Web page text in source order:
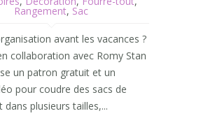
Rangement, Sac
avant les vacances ?
collaboration avec Romy Stan
un patron gratuit et un
pour coudre des sacs de
dans plusieurs tailles,...